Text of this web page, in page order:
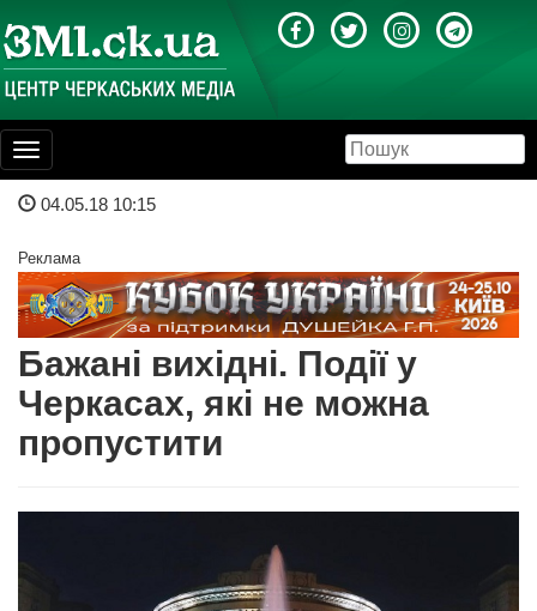
Toggle
navigation
04.05.18 10:15
Реклама
Бажані вихідні. Події у
Черкасах, які не можна
пропустити